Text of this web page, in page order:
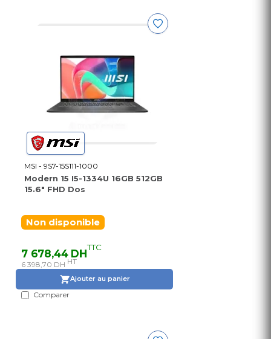
MSI - 9S7-15S111-1000
Modern 15 I5-1334U 16GB 512GB
15.6" FHD Dos
Non disponible
7 678,44 DHTTC
6 398,70 DH HT
Ajouter au panier
Comparer